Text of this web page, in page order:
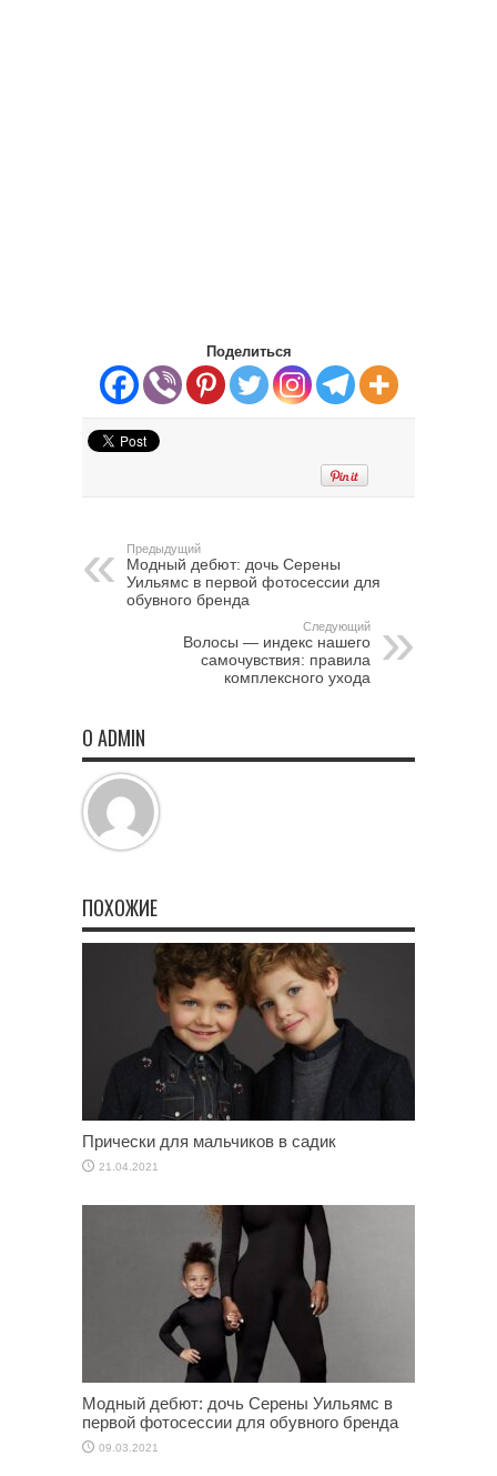
Поделиться
Предыдущий
Модный дебют: дочь Серены
Уильямс в первой фотосессии для
обувного бренда
Следующий
Волосы — индекс нашего
самочувствия: правила
комплексного ухода
О ADMIN
ПОХОЖИЕ
Прически для мальчиков в садик
21.04.2021
Модный дебют: дочь Серены Уильямс в
первой фотосессии для обувного бренда
09.03.2021